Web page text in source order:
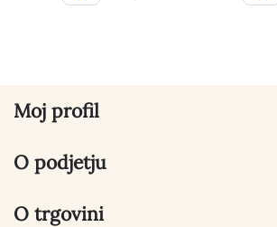
Moj profil
O podjetju
O trgovini